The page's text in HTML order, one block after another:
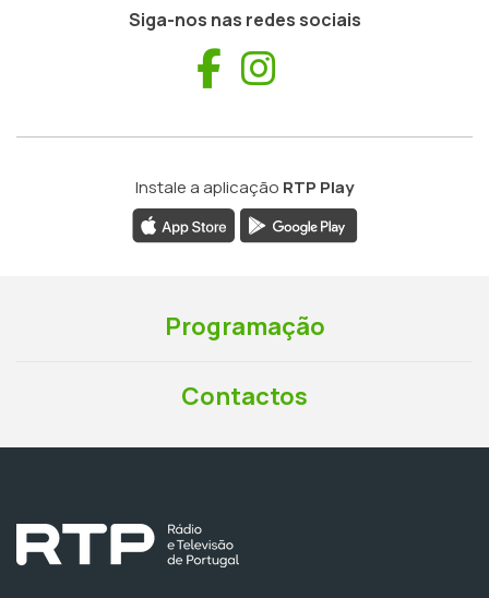
Siga-nos nas redes sociais
Facebook
Instale a aplicação RTP Play
Programação
Contactos